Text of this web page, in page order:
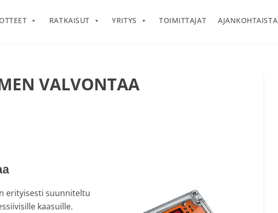
RATKAISUT YRITYS TOIMITTAJAT AJANKOHTAISTA
VALVONTAA
erityisesti suunniteltu
kaasuille.